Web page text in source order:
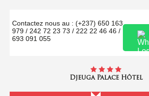
Contactez nous au : (+237) 650 163
979 / 242 72 23 73 / 222 22 46 46 /
693 091 055
Djeuga Palace Hôtel